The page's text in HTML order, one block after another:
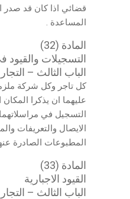
قضائي اذا كان قد صدر
المساعدة .
المادة (32)
التسجيلات
الباب الثالث – التجار
كل تاجر وكل شركة
عليهما ان يذكرا
التسجيل في
الايصال والتعريفات
المطبوعات الصادرة
المادة (33)
القيود الاجبارية
الباب الثالث – التجار